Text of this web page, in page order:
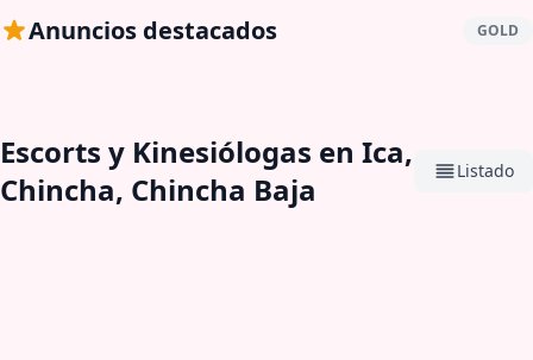
Anuncios destacados GOLD
Escorts y Kinesiólogas en Ica,
Chincha, Chincha Baja
Listado